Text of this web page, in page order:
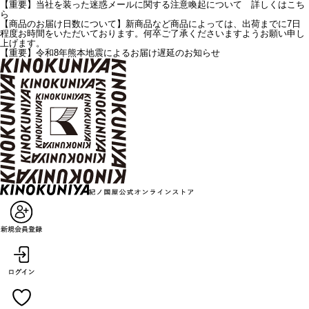
【重要】当社を装った迷惑メールに関する注意喚起について 詳しくはこち
ら
【商品のお届け日数について】新商品など商品によっては、出荷までに7日
程度お時間をいただいております。何卒ご了承くださいますようお願い申し
上げます。
【重要】令和8年熊本地震によるお届け遅延のお知らせ